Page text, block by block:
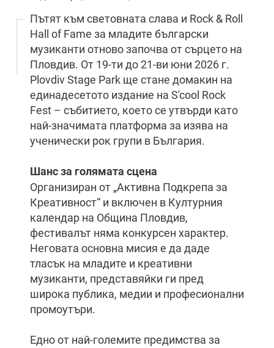
Пътят към световната слава и Rock & Roll
Hall of Fame за младите български
музиканти отново започва от сърцето на
Пловдив. От 19-ти до 21-ви юни 2026 г.
Plovdiv Stage Park ще стане домакин на
единадесетото издание на S'cool Rock
Fest – събитието, което се утвърди като
най-значимата платформа за изява на
ученически рок групи в България.
Шанс за голямата сцена
Организиран от „Активна Подкрепа за
Креативност“ и включен в Културния
календар на Община Пловдив,
фестивалът няма конкурсен характер.
Неговата основна мисия е да даде
тласък на младите и креативни
музиканти, представяйки ги пред
широка публика, медии и професионални
промоутъри.
Едно от най-големите предимства за